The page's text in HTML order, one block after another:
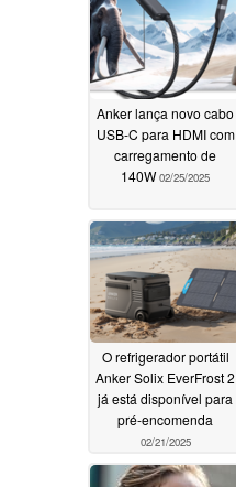
Anker lança novo cabo
USB-C para HDMI com
carregamento de
140W02/25/2025
O refrigerador portátil
Anker Solix EverFrost 2
já está disponível para
pré-encomenda
02/21/2025